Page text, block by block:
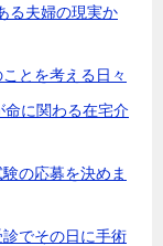
る夫婦の現実か
とを考える日々
に関わる在宅介
の応募を決めま
でその日に手術